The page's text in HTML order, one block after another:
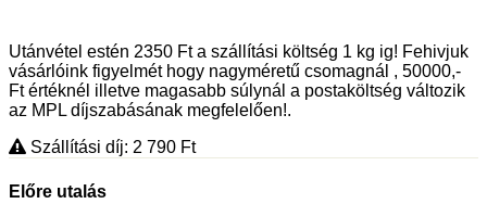
Utánvétel estén 2350 Ft a szállítási költség 1 kg ig! Fehivjuk
vásárlóink figyelmét hogy nagyméretű csomagnál , 50000,-
Ft értéknél illetve magasabb súlynál a postaköltség változik
az MPL díjszabásának megfelelően!.
Szállítási díj: 2 790 Ft
Előre utalás